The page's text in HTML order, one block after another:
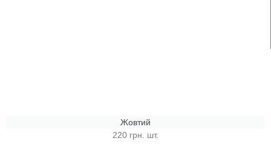
Жовтий
220 грн. шт.